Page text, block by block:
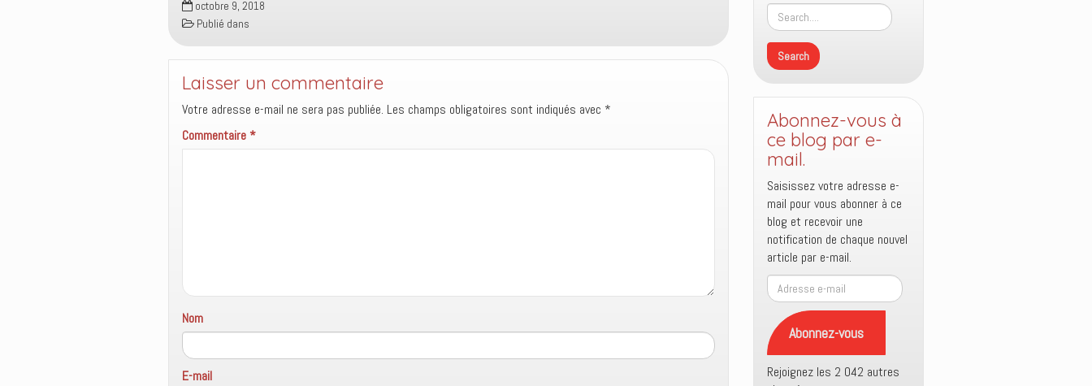
octobre 9, 2018
Publié dans
Laisser un commentaire
Votre adresse e-mail ne sera pas publiée. Les champs obligatoires sont indiqués avec *
Commentaire*
Nom
E-mail
Abonnez-vous à
ce blog par e-
mail.
Saisissez votre adresse e-
mail pour vous abonner à ce
blog et recevoir une
notification de chaque nouvel
article par e-mail.
Adresse
e-
mail
Abonnez-vous
Rejoignez les 2 042 autres